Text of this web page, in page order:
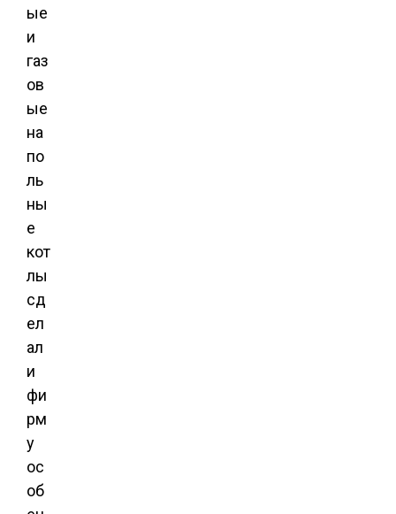
ые
и
газ
ов
ые
на
по
ль
ны
е
кот
лы
сд
ел
ал
и
фи
рм
у
ос
об